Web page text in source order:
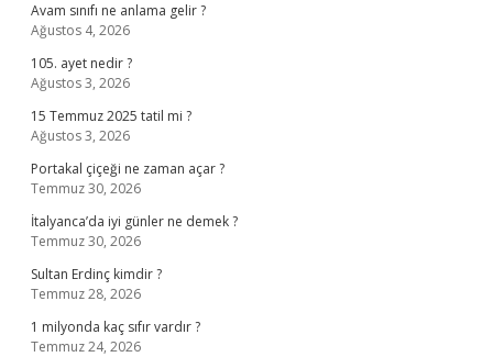
Avam sınıfı ne anlama gelir ?
Ağustos 4, 2026
105. ayet nedir ?
Ağustos 3, 2026
15 Temmuz 2025 tatil mi ?
Ağustos 3, 2026
Portakal çiçeği ne zaman açar ?
Temmuz 30, 2026
İtalyanca’da iyi günler ne demek ?
Temmuz 30, 2026
Sultan Erdinç kimdir ?
Temmuz 28, 2026
1 milyonda kaç sıfır vardır ?
Temmuz 24, 2026